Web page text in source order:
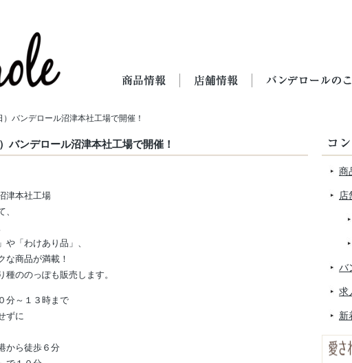
バンデロール沼津本社工場で開催！
バンデロール沼津本社工場で開催！
津本社工場
、
「わけあり品」、
な商品が満載！
種ののっぽも販売します。
分～１３時まで
ずに
から徒歩６分
商
店
バ
求
新